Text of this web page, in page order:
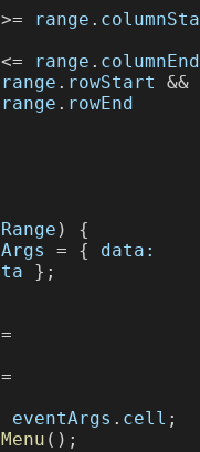
>= range .
<= range . columnEnd
range . rowStart
&&
range . rowEnd
) {
= { data:
};
eventArgs . cell ;
();